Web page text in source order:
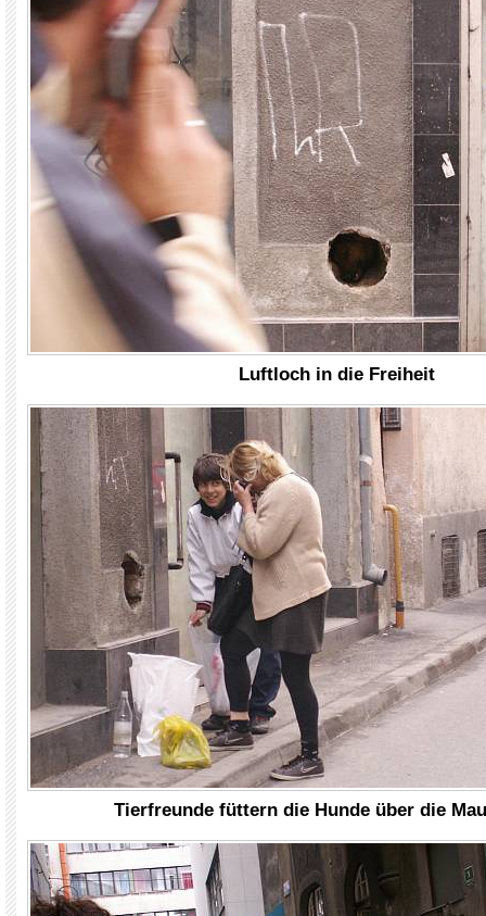
Luftloch in die Freiheit
Tierfreunde füttern die Hunde über die